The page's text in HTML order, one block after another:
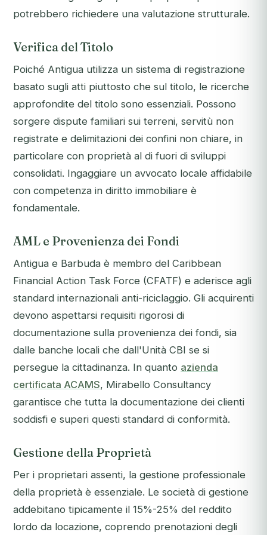
potrebbero richiedere una valutazione strutturale.
Verifica del Titolo
Poiché Antigua utilizza un sistema di registrazione
basato sugli atti piuttosto che sul titolo, le ricerche
approfondite del titolo sono essenziali. Possono
sorgere dispute familiari sui terreni, servitù non
registrate e delimitazioni dei confini non chiare, in
particolare con proprietà al di fuori di sviluppi
consolidati. Ingaggiare un avvocato locale affidabile
con competenza in diritto immobiliare è
fondamentale.
AML e Provenienza dei Fondi
Antigua e Barbuda è membro del Caribbean
Financial Action Task Force (CFATF) e aderisce agli
standard internazionali anti-riciclaggio. Gli acquirenti
devono aspettarsi requisiti rigorosi di
documentazione sulla provenienza dei fondi, sia
dalle banche locali che dall'Unità CBI se si
persegue la cittadinanza. In quanto azienda
certificata ACAMS, Mirabello Consultancy
garantisce che tutta la documentazione dei clienti
soddisfi e superi questi standard di conformità.
Gestione della Proprietà
Per i proprietari assenti, la gestione professionale
della proprietà è essenziale. Le società di gestione
addebitano tipicamente il 15%-25% del reddito
lordo da locazione, coprendo prenotazioni degli